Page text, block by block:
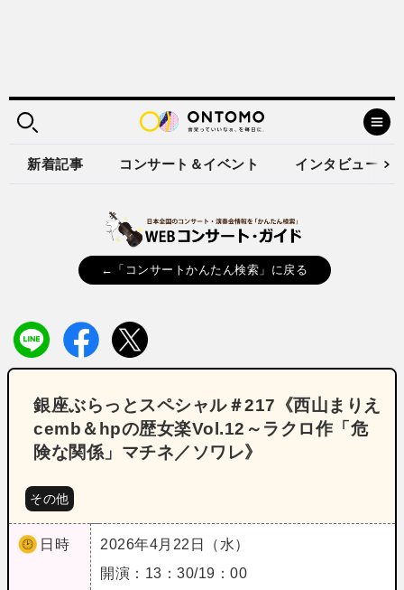
新着記事 コンサート＆イベント インタビュー
←「コンサートかんたん検索」に戻る
銀座ぶらっとスペシャル＃217《西山まりえ
cemb＆hpの歴女楽Vol.12～ラクロ作「危
険な関係」マチネ／ソワレ》
その他
日時
2026年4月22日（水）
開演：13：30/19：00